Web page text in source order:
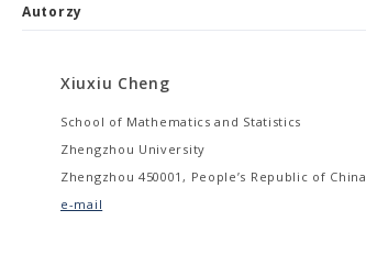
Autorzy
Xiuxiu Cheng
School of Mathematics and Statistics
Zhengzhou University
Zhengzhou 450001, People’s Republic of China
e-mail